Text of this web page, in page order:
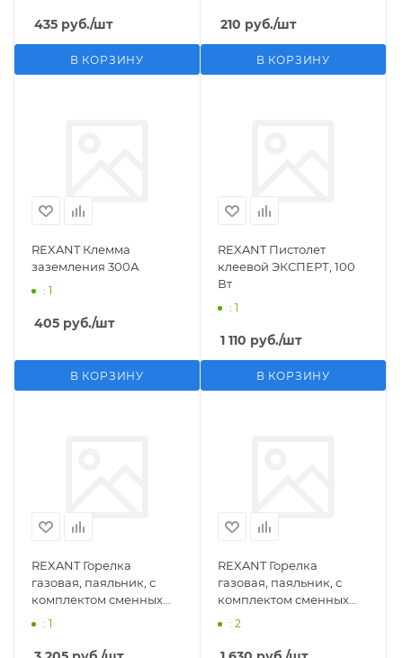
435 руб./шт
В КОРЗИНУ
210 руб./шт
В КОРЗИНУ
REXANT Клемма
заземления 300А
: 1
405 руб./шт
В КОРЗИНУ
REXANT Пистолет
клеевой ЭКСПЕРТ, 100
Вт
: 1
1 110 руб./шт
В КОРЗИНУ
REXANT Горелка
газовая, паяльник, с
комплектом сменных
насадок, 11 предметов
: 1
REXANT Горелка
газовая, паяльник, с
комплектом сменных
насадок, 3 предмета
: 2